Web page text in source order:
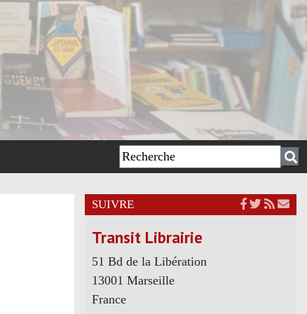
SUIVRE
Transit Librairie
51 Bd de la Libération
13001 Marseille
France